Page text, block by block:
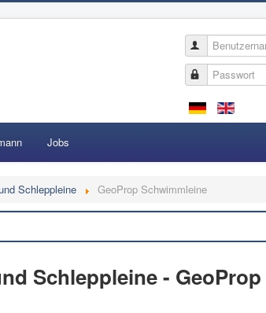
Passwort
Jobs
Schleppleine
GeoProp Schwimmleine
Schleppleine - GeoProp